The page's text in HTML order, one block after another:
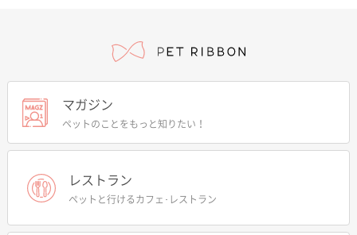
マガジン
ペットのことをもっと知りたい！
レストラン
ペットと行けるカフェ･レストラン